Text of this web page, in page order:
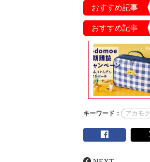
おすすめ記事
おすすめ記事
キーワード： アカモク